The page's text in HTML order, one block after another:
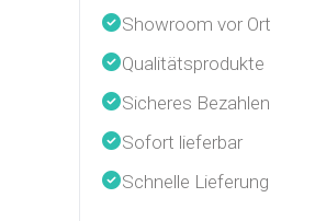
Showroom vor Ort
Qualitätsprodukte
Sicheres Bezahlen
Sofort lieferbar
Schnelle Lieferung